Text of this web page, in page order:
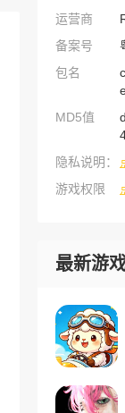
运营商
备案号
包名
MD5值
隐私说明：
游戏权限
最新游